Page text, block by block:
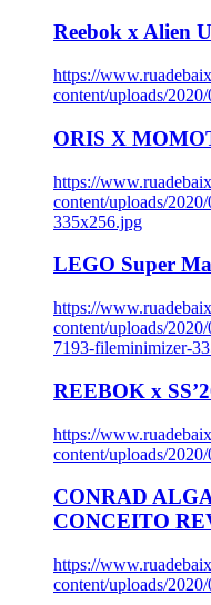
Reebok x Alien
https://
content/uploads/
ORIS X
https://
content/uploads/
335x256.jpg
LEGO Super
https://
content/uploads/
7193-fileminimizer-
REEBOK x
https://
content/uploads/
CONRAD
CONCEITO
https://
content/uploads/